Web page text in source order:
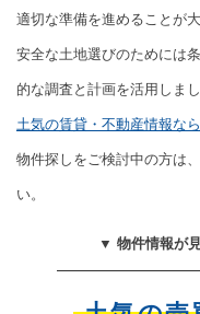
適切な準備を進めることが大
安全な土地選びのためには
的な調査と計画を活用しまし
土気の賃貸・不動産情報な
物件探しをご検討中の方は
い。
▼ 物件情報が